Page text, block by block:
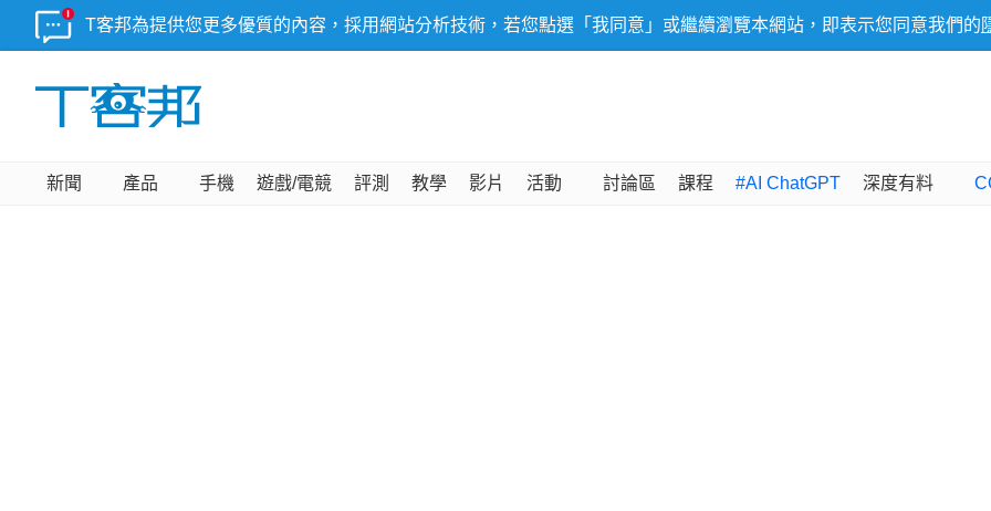
T客邦為提供您更多優質的內容，採用網站分析技術，若您點選「我同意」或繼續瀏覽本網站，即表示您同意我們的
新聞 產品 手機 遊戲/電競 評測 教學 影片 活動 討論區 課程 #AI ChatGPT 深度有料